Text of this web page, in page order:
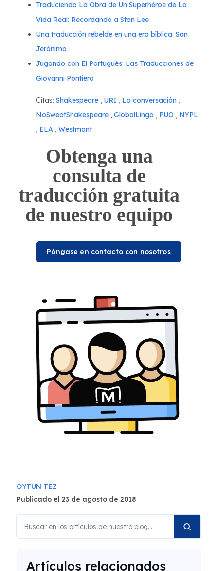
Traduciendo La Obra de Un Superhéroe de La
Vida Real: Recordando a Stan Lee
Una traducción rebelde en una era bíblica: San
Jerónimo
Jugando con El Portugués: Las Traducciones de
Giovanni Pontiero
Citas: Shakespeare , URI , La conversación ,
NoSweatShakespeare , GlobalLingo , PUO , NYPL
, ELA , Westmont
Obtenga una
consulta de
traducción gratuita
de nuestro equipo
Póngase en contacto con nosotros
OYTUN TEZ
Publicado el 23 de agosto de 2018
Artículos relacionados